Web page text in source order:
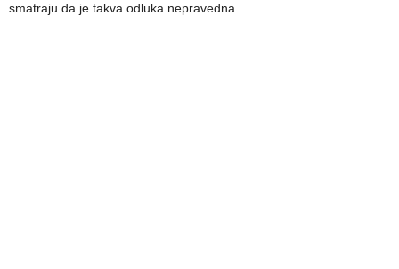
smatraju da je takva odluka nepravedna.